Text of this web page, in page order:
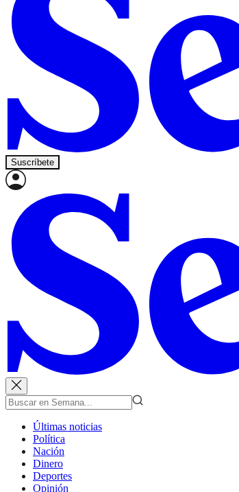
Suscríbete
Últimas noticias
Política
Nación
Dinero
Deportes
Opinión